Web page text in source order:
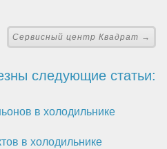
Сервисный центр Квадрат →
следующие статьи:
в холодильнике
в холодильнике